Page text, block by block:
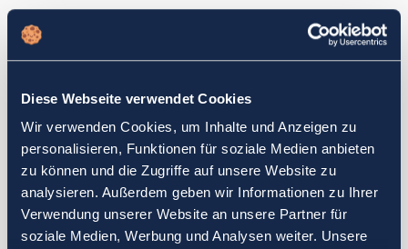
Diese Webseite verwendet Cookies
Wir verwenden Cookies, um Inhalte und Anzeigen zu
personalisieren, Funktionen für soziale Medien anbieten
zu können und die Zugriffe auf unsere Website zu
analysieren. Außerdem geben wir Informationen zu Ihrer
Verwendung unserer Website an unsere Partner für
soziale Medien, Werbung und Analysen weiter. Unsere